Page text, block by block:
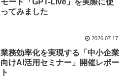
モード「GPT-Live」を実際に使
ってみました
2026.07.17
業務効率化を実現する「中小企業
向けAI活用セミナー」開催レポー
ト